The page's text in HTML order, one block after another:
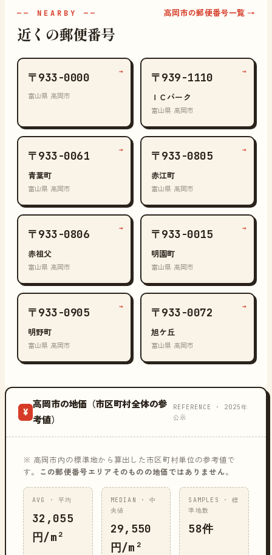
—— NEARBY ——
近くの郵便番号
高岡市の郵便番号一覧 →
〒933-0000
富山県 高岡市
→ 〒939-1110
ＩＣパーク
富山県 高岡市
→
〒933-0061
青葉町
富山県 高岡市
→ 〒933-0805
赤江町
富山県 高岡市
→
〒933-0806
赤祖父
富山県 高岡市
→ 〒933-0015
明園町
富山県 高岡市
→
〒933-0905
明野町
富山県 高岡市
→ 〒933-0072
旭ケ丘
富山県 高岡市
→
¥
高岡市の地価（市区町村全体の参
考値）
REFERENCE · 2025年
公示
※ 高岡市内の標準地から算出した市区町村単位の参考値で
す。
この郵便番号エリアそのものの地価ではありません。
AVG · 平均
32,055
円/m²
MEDIAN · 中
央値
29,550
円/m²
SAMPLES · 標
準地数
58件